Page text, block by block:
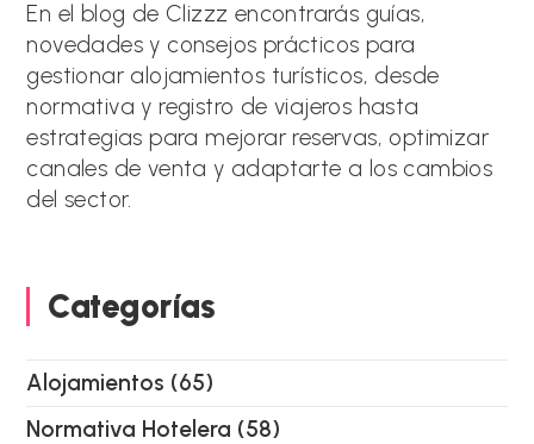
a
i
v
e
:
En el blog de Clizzz encontrarás guías,
novedades y consejos prácticos para
gestionar alojamientos turísticos, desde
normativa y registro de viajeros hasta
estrategias para mejorar reservas, optimizar
canales de venta y adaptarte a los cambios
del sector.
Categorías
Alojamientos (65)
Normativa Hotelera (58)